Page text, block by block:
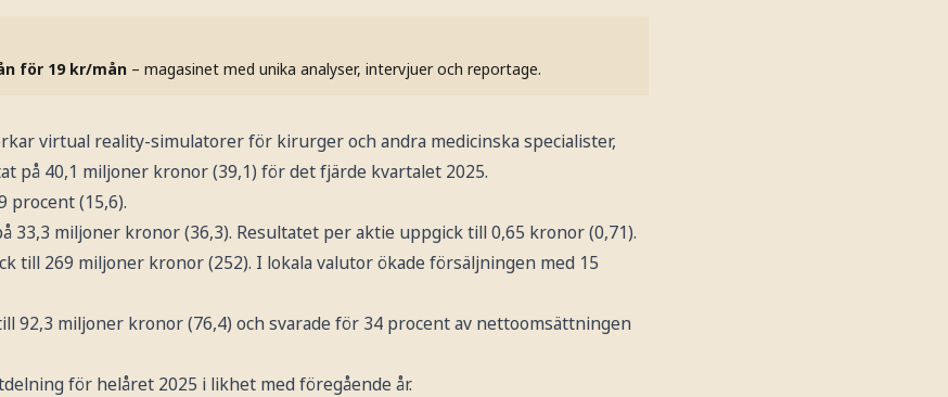
för 19 kr/mån – magasinet med unika analyser, intervjuer och reportage.
virtual reality-simulatorer för kirurger och andra medicinska specialister,
på 40,1 miljoner kronor (39,1) för det fjärde kvartalet 2025.
procent (15,6).
33,3 miljoner kronor (36,3). Resultatet per aktie uppgick till 0,65 kronor (0,71).
till 269 miljoner kronor (252). I lokala valutor ökade försäljningen med 15
92,3 miljoner kronor (76,4) och svarade för 34 procent av nettoomsättningen
för helåret 2025 i likhet med föregående år.